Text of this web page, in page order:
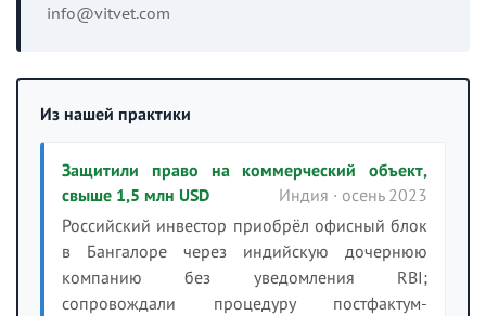
info@vitvet.com
Из нашей практики
Защитили право на коммерческий объект,
свыше 1,5 млн USD
Индия · осень 2023
Российский инвестор приобрёл офисный блок
в Бангалоре через индийскую дочернюю
компанию без уведомления RBI;
сопровождали процедуру постфактум-